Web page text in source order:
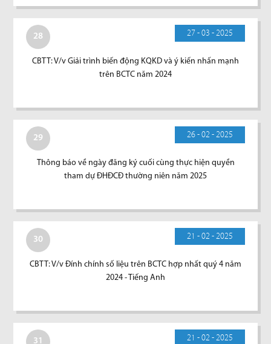
28 27 - 03 - 2025
CBTT: V/v Giải trình biến động KQKD và ý kiến nhấn mạnh
trên BCTC năm 2024
29 26 - 02 - 2025
Thông báo về ngày đăng ký cuối cùng thực hiện quyền
tham dự ĐHĐCĐ thường niên năm 2025
30 21 - 02 - 2025
CBTT: V/v Đính chính số liệu trên BCTC hợp nhất quý 4 năm
2024 - Tiếng Anh
31 21 - 02 - 2025